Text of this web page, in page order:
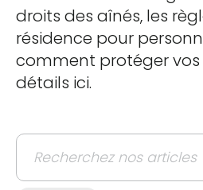
droits des aînés, les
résidence pour
comment protéger vos
détails ici.